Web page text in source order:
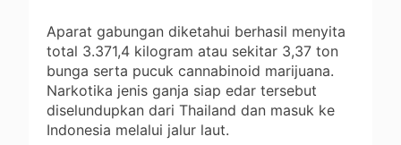
Aparat gabungan diketahui berhasil menyita
total 3.371,4 kilogram atau sekitar 3,37 ton
bunga serta pucuk cannabinoid marijuana.
Narkotika jenis ganja siap edar tersebut
diselundupkan dari Thailand dan masuk ke
Indonesia melalui jalur laut.